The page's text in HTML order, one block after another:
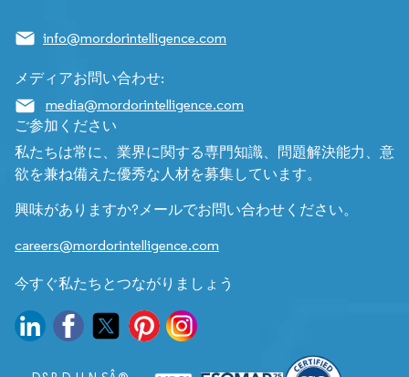
info@mordorintelligence.com
メディアお問い合わせ:
media@mordorintelligence.com
ご参加ください
私たちは常に、業界に関する専門知識、問題解決能力、意
欲を兼ね備えた優秀な人材を募集しています。
興味がありますか?メールでお問い合わせください。
careers@mordorintelligence.com
今すぐ私たちとつながりましょう